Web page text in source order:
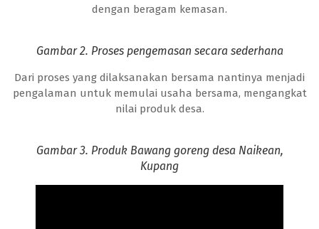
dengan beragam kemasan.
Gambar 2. Proses pengemasan secara sederhana
Dari proses yang dilaksanakan bersama nantinya menjadi
pengalaman untuk memulai usaha bersama, mengangkat
nilai produk desa.
Gambar 3. Produk Bawang goreng desa Naikean,
Kupang